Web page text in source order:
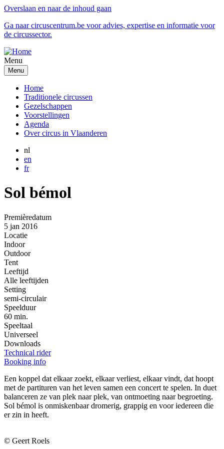
Overslaan en naar de inhoud gaan
Ga naar circuscentrum.be voor advies, expertise en informatie voor
de circussector.
Menu
Menu
Home
Traditionele circussen
Gezelschappen
Voorstellingen
Agenda
Over circus in Vlaanderen
nl
en
fr
Sol bémol
Premièredatum
5 jan 2016
Locatie
Indoor
Outdoor
Tent
Leeftijd
Alle leeftijden
Setting
semi-circulair
Speelduur
60 min.
Speeltaal
Universeel
Downloads
Technical rider
Booking info
Een koppel dat elkaar zoekt, elkaar verliest, elkaar vindt, dat hoopt
met de partituren van het leven samen een concert te spelen. In duet
balanceren ze van plek naar plek, van ontmoeting naar begroeting.
Sol bémol is onmiskenbaar dromerig, grappig en voor iedereen die
er zin in heeft.
© Geert Roels